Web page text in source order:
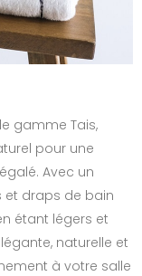
gamme Tais,
pour une
Avec un
et draps de bain
étant légers et
naturelle et
à votre salle